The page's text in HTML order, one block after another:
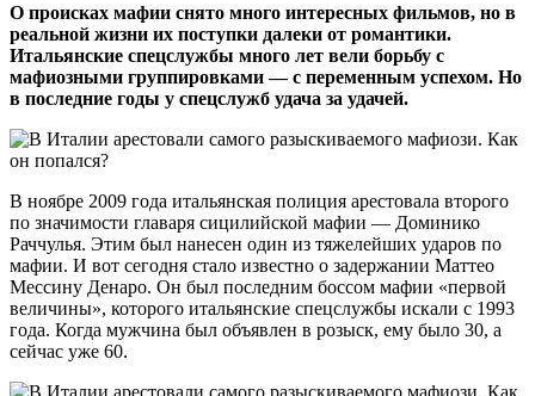
О происках мафии снято много интересных фильмов, но в
реальной жизни их поступки далеки от романтики.
Итальянские спецслужбы много лет вели борьбу с
мафиозными группировками — с переменным успехом. Но
в последние годы у спецслужб удача за удачей.
В ноябре 2009 года итальянская полиция арестовала второго
по значимости главаря сицилийской мафии — Доминико
Раччулья. Этим был нанесен один из тяжелейших ударов по
мафии. И вот сегодня стало известно о задержании Маттео
Мессину Денаро. Он был последним боссом мафии «первой
величины», которого итальянские спецслужбы искали с 1993
года. Когда мужчина был объявлен в розыск, ему было 30, а
сейчас уже 60.